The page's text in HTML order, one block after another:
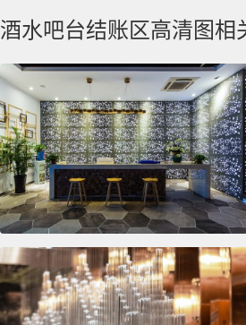
酒水吧台结账区高清图相